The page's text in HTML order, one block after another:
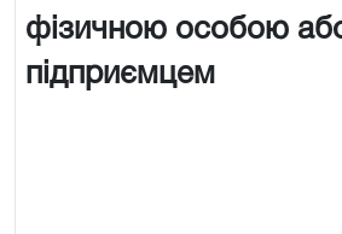
фізичною особою
підприємцем